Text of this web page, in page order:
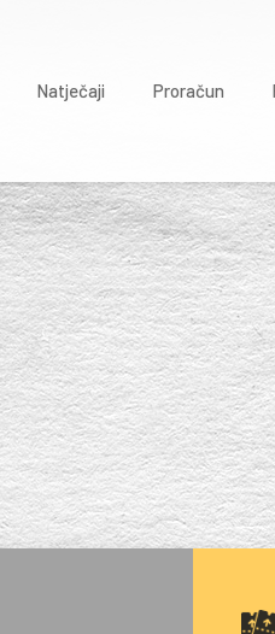
Natječaji Proračun